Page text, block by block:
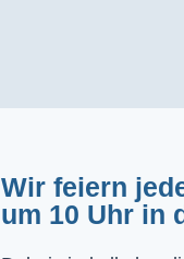
Wir feiern
um 10 Uhr in